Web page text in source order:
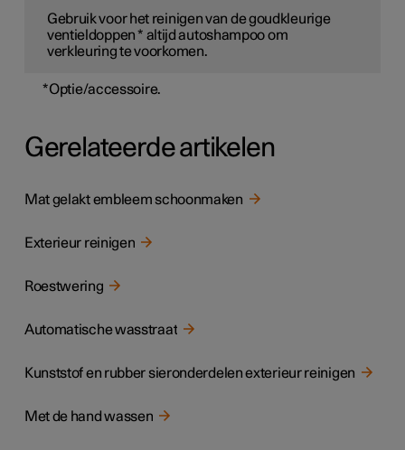
Gebruik voor het reinigen van de goudkleurige
ventieldoppen* altijd autoshampoo om
verkleuring te voorkomen.
*Optie/accessoire.
Gerelateerde artikelen
Mat gelakt embleem schoonmaken
Exterieur reinigen
Roestwering
Automatische wasstraat
Kunststof en rubber sieronderdelen exterieur reinigen
Met de hand wassen